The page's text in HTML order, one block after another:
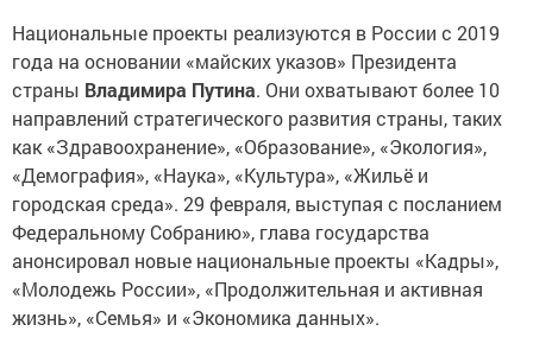
Национальные проекты реализуются в России с 2019
года на основании «майских указов» Президента
страны Владимира Путина. Они охватывают более 10
направлений стратегического развития страны, таких
как «Здравоохранение», «Образование», «Экология»,
«Демография», «Наука», «Культура», «Жильё и
городская среда». 29 февраля, выступая с посланием
Федеральному Собранию», глава государства
анонсировал новые национальные проекты «Кадры»,
«Молодежь России», «Продолжительная и активная
жизнь», «Семья» и «Экономика данных».